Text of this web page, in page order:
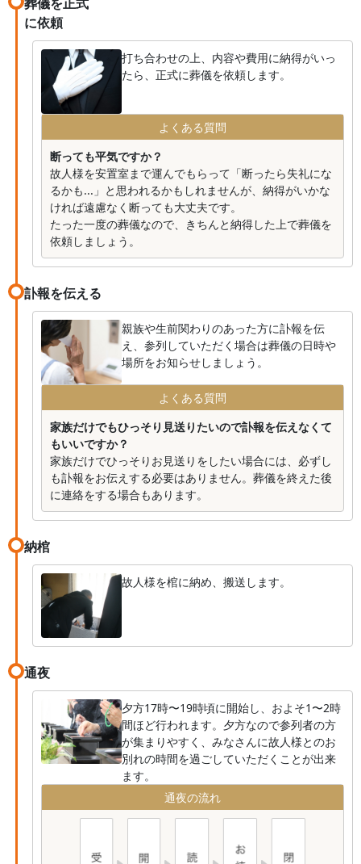
に依頼
打ち合わせの上、内容や費用に納得がいっ
たら、正式に葬儀を依頼します。
よくある質問
断っても平気ですか？
故人様を安置室まで運んでもらって「断ったら失礼にな
るかも...」と思われるかもしれませんが、納得がいかな
ければ遠慮なく断っても大丈夫です。
たった一度の葬儀なので、きちんと納得した上で葬儀を
依頼しましょう。
訃報を伝える
親族や生前関わりのあった方に訃報を伝
え、参列していただく場合は葬儀の日時や
場所をお知らせしましょう。
よくある質問
家族だけでもひっそり見送りたいので訃報を伝えなくて
もいいですか？
家族だけでひっそりお見送りをしたい場合には、必ずし
も訃報をお伝えする必要はありません。葬儀を終えた後
に連絡をする場合もあります。
納棺
故人様を棺に納め、搬送します。
通夜
夕方17時〜19時頃に開始し、およそ1〜2時
間ほど行われます。夕方なので参列者の方
が集まりやすく、みなさんに故人様とのお
別れの時間を過ごしていただくことが出来
ます。
通夜の流れ